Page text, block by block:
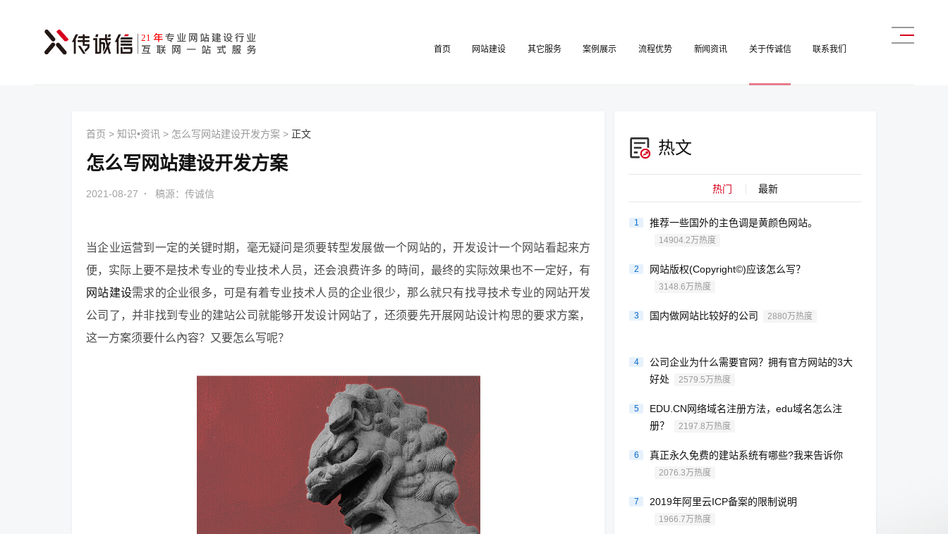
首页 网站建设 其它服务 案例展示 流程优势 新闻资讯 关于传诚信 联系我们
首页 > 知识•资讯 > 怎么写网站建设开发方案 > 正文
怎么写网站建设开发方案
2021-08-27 · 稿源：传诚信
当企业运营到一定的关键时期，毫无疑问是须要转型发展做一个网站的，开发设计一个网站看起来方
便，实际上要不是技术专业的专业技术人员，还会浪费许多 的時间，最终的实际效果也不一定好，有
网站建设需求的企业很多，可是有着专业技术人员的企业很少，那么就只有找寻技术专业的网站开发
公司了，并非找到专业的建站公司就能够开发设计网站了，还须要先开展网站设计构思的要求方案，
这一方案须要什么內容？又要怎么写呢？
热文
热门 最新
1 推荐一些国外的主色调是黄颜色网站。
14904.2万热度
2 网站版权(Copyright©)应该怎么写？
3148.6万热度
3 国内做网站比较好的公司 2880万热度
4
公司企业为什么需要官网？拥有官方网站的3大
好处
2579.5万热度
5
EDU.CN网络域名注册方法，edu域名怎么注
册？
2197.8万热度
6 真正永久免费的建站系统有哪些?我来告诉你
2076.3万热度
7 2019年阿里云ICP备案的限制说明
1966.7万热度